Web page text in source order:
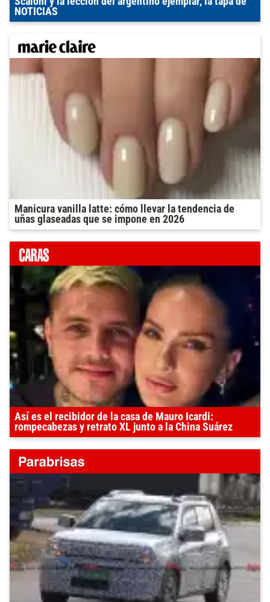
NOTICIAS
Manicura vanilla latte: cómo llevar la tendencia de
uñas glaseadas que se impone en 2026
Así es el recibidor de la casa de Mauro Icardi:
rompecabezas y retrato XL junto a la China Suárez